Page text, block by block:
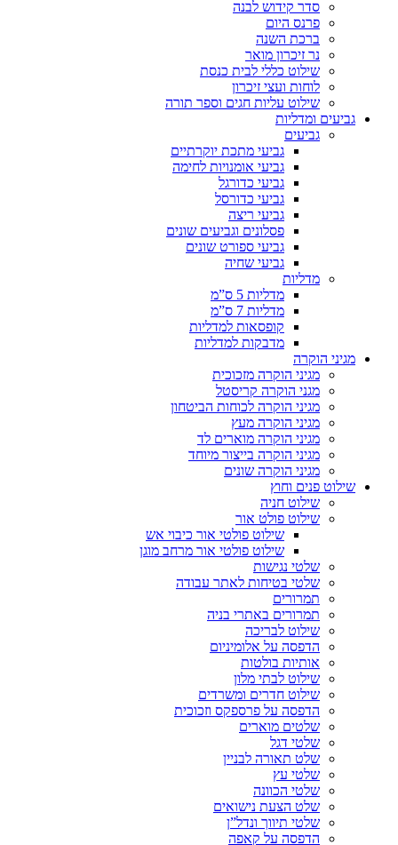
סדר קידוש לבנה
פרנס היום
ברכת השנה
נר זיכרון מואר
שילוט כללי לבית כנסת
לוחות ועצי זיכרון
שילוט עליות חגים וספר תורה
גביעים ומדליות
גביעים
גביעי מתכת יוקרתיים
גביעי אומנויות לחימה
גביעי כדורגל
גביעי כדורסל
גביעי ריצה
פסלונים וגביעים שונים
גביעי ספורט שונים
גביעי שחיה
מדליות
מדליות 5 ס”מ
מדליות 7 ס”מ
קופסאות למדליות
מדבקות למדליות
מגיני הוקרה
מגיני הוקרה מזכוכית
מגני הוקרה קריסטל
מגיני הוקרה לכוחות הביטחון
מגיני הוקרה מעץ
מגיני הוקרה מוארים לד
מגיני הוקרה בייצור מיוחד
מגיני הוקרה שונים
שילוט פנים וחוץ
שילוט חניה
שילוט פולט אור
שילוט פולטי אור כיבוי אש
שילוט פולטי אור מרחב מוגן
שלטי נגישות
שלטי בטיחות לאתר עבודה
תמרורים
תמרורים באתרי בניה
שילוט לבריכה
הדפסה על אלומיניום
אותיות בולטות
שילוט לבתי מלון
שילוט חדרים ומשרדים
הדפסה על פרספקס וזכוכית
שלטים מוארים
שלטי דגל
שלט תאורה לבניין
שלטי עץ
שלטי הכוונה
שלט הצעת נישואים
שלטי תיווך ונדל”ן
הדפסה על קאפה